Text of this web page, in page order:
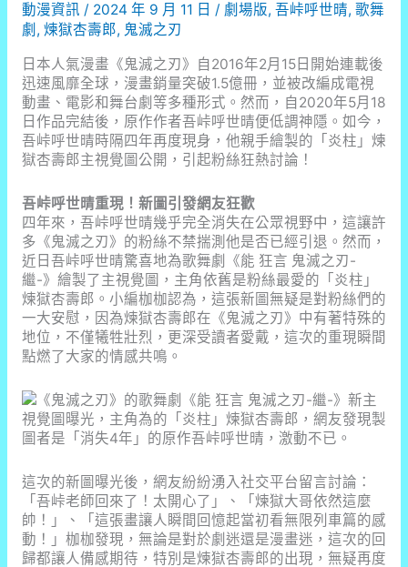
曝
光，
炎
柱
煉
獄
杏
壽
郎
次
登
場
引
爆
話
題
動漫資訊 / 2024 年 9 月 11 日 / 劇場版, 吾峠呼世晴, 歌舞
劇 , 煉獄杏壽郎, 鬼滅之刃
日本人氣漫畫《鬼滅之刃》自2016年2月15日開始連載後
迅速風靡全球，漫畫銷量突破1.5億冊，並被改編成電視
動畫、電影和舞台劇等多種形式。然而，自2020年5月18
日作品完結後，原作作者吾峠呼世晴便低調神隱。如今，
吾峠呼世晴時隔四年再度現身，他親手繪製的「炎柱」煉
獄杏壽郎主視覺圖公開，引起粉絲狂熱討論！
吾峠呼世晴重現！新圖引發網友狂歡
四年來，吾峠呼世晴幾乎完全消失在公眾視野中，這讓許
多《鬼滅之刃》的粉絲不禁揣測他是否已經引退。然而，
近日吾峠呼世晴驚喜地為歌舞劇《能 狂言 鬼滅之刃-
繼-》繪製了主視覺圖，主角依舊是粉絲最愛的「炎柱」
煉獄杏壽郎。小編枷枷認為，這張新圖無疑是對粉絲們的
一大安慰，因為煉獄杏壽郎在《鬼滅之刃》中有著特殊的
地位，不僅犧牲壯烈，更深受讀者愛戴，這次的重現瞬間
點燃了大家的情感共鳴。
這次的新圖曝光後，網友紛紛湧入社交平台留言討論：
「吾峠老師回來了！太開心了」、「煉獄大哥依然這麼
帥！」、「這張畫讓人瞬間回憶起當初看無限列車篇的感
動！」枷枷發現，無論是對於劇迷還是漫畫迷，這次的回
歸都讓人備感期待，特別是煉獄杏壽郎的出現，無疑再度